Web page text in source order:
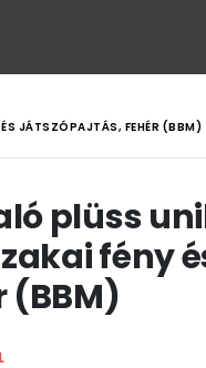
JÁTSZÓPAJTÁS, FEHÉR (BBM)
plüss
fény